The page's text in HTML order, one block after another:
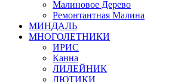
Малиновое Дерево
Ремонтантная Малина
МИНДАЛЬ
МНОГОЛЕТНИКИ
ИРИС
Канна
ЛИЛЕЙНИК
ЛЮТИКИ